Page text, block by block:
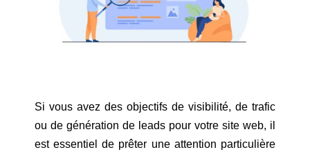
Si vous avez des objectifs de visibilité, de trafic
ou de génération de leads pour votre site web, il
est essentiel de prêter une attention particulière